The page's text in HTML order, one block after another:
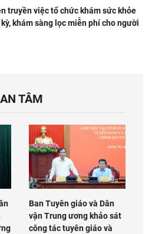
truyền việc tổ chức khám sức khỏe
khám sàng lọc miễn phí cho người
TÂM
Ban Tuyên giáo và Dân
vận Trung ương khảo sát
công tác tuyên giáo và